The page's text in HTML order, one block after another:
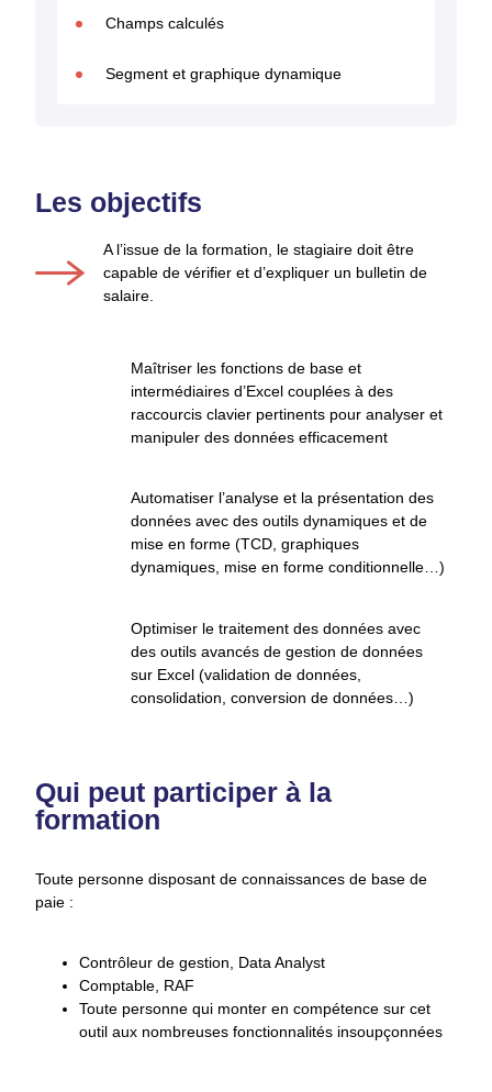
Champs calculés
Segment et graphique dynamique
Les objectifs
A l’issue de la formation, le stagiaire doit être
capable de vérifier et d’expliquer un bulletin de
salaire.
Maîtriser les fonctions de base et
intermédiaires d’Excel couplées à des
raccourcis clavier pertinents pour analyser et
manipuler des données efficacement
Automatiser l’analyse et la présentation des
données avec des outils dynamiques et de
mise en forme (TCD, graphiques
dynamiques, mise en forme conditionnelle…)
Optimiser le traitement des données avec
des outils avancés de gestion de données
sur Excel (validation de données,
consolidation, conversion de données…)
Qui peut participer à la
formation
Toute personne disposant de connaissances de base de
paie :
Contrôleur de gestion, Data Analyst
Comptable, RAF
Toute personne qui monter en compétence sur cet
outil aux nombreuses fonctionnalités insoupçonnées